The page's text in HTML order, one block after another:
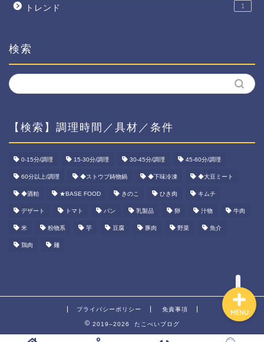
トレンド 1
検索
【検索】調理時間／具材／条件
0-15分/調理 15-30分/調理 30-45分/調理 45-60分/調理
60分以上/調理 ◆ストウブ鋳物鍋 ◆下味冷凍 ◆大豆ミート
◆酒粕 ★BASE FOOD きのこ ひき肉 キムチ
デザート トマト パン 乳製品 卵 汁物 牛肉
米 粉物系 芋 豆腐 豚肉 野菜 魚介
鶏肉 麺
プライバシーポリシー 免責事項
2019–2026 たこべいブログ
MENU
ホーム
資産運用
ダイエット